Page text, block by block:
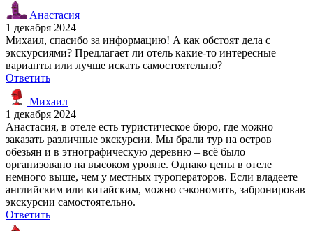
Анастасия
1 декабря 2024
Михаил, спасибо за информацию! А как обстоят дела с
экскурсиями? Предлагает ли отель какие-то интересные
варианты или лучше искать самостоятельно?
Ответить
Михаил
1 декабря 2024
Анастасия, в отеле есть туристическое бюро, где можно
заказать различные экскурсии. Мы брали тур на остров
обезьян и в этнографическую деревню – всё было
организовано на высоком уровне. Однако цены в отеле
немного выше, чем у местных туроператоров. Если владеете
английским или китайским, можно сэкономить, забронировав
экскурсии самостоятельно.
Ответить